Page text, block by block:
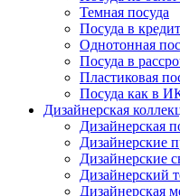
Темная посуда
Посуда в кредит
Однотонная
Посуда в
Пластиковая
Посуда как в
Дизайнерская
Дизайнерская
Дизайнерские
Дизайнерские
Дизайнерский
Дизайнерская